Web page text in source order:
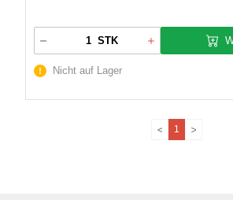
STK
Nicht auf Lager
1